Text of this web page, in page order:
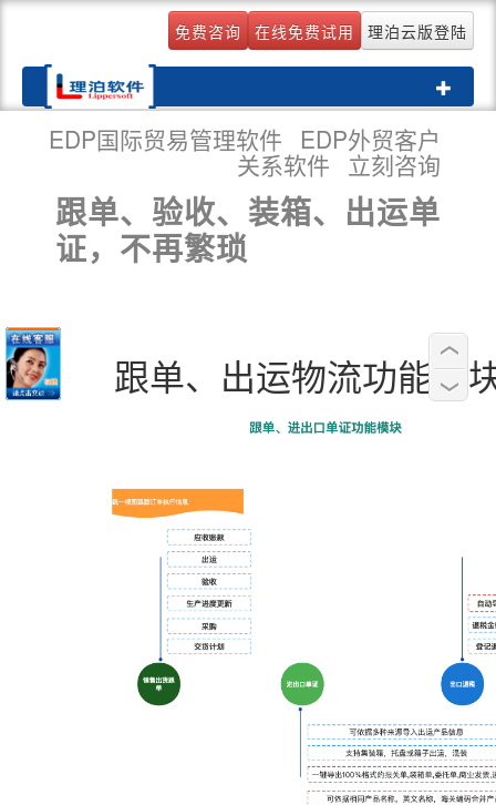
免费咨询 在线免费试用 理泊云版登陆
Toggle
EDP国际贸易管理软件 EDP外贸客户
关系软件 立刻咨询
跟单、验收、装箱、出运单
证，不再繁琐
跟单、出运物流功能